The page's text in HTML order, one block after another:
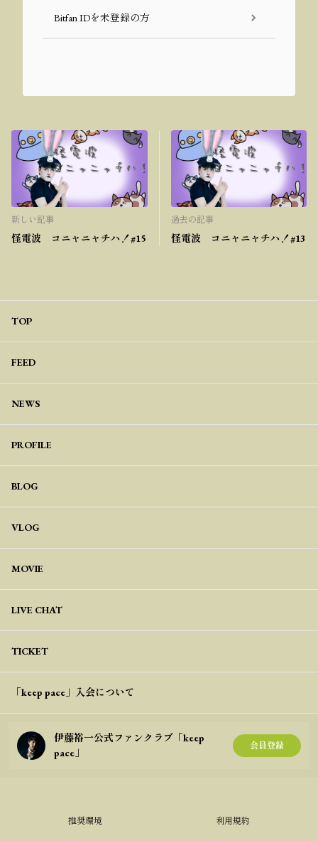
Bitfan IDを未登録の方
新しい記事
怪電波 コニャニャチハ！#15
過去の記事
怪電波 コニャニャチハ！#13
TOP
FEED
NEWS
PROFILE
BLOG
VLOG
MOVIE
LIVE CHAT
TICKET
「keep pace」入会について
伊藤裕一公式ファンクラブ「keep
pace」
会員登録
推奨環境 利用規約